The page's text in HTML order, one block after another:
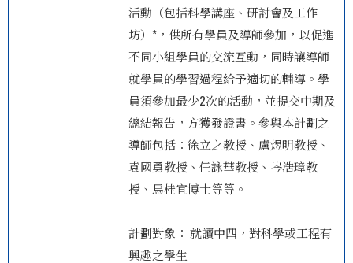
活動（包括科學講座、研討會及工作
坊）*，供所有學員及導師參加，以促進
不同小組學員的交流互動，同時讓導師
就學員的學習過程給予適切的輔導。學
員須參加最少2次的活動，並提交中期及
總結報告，方獲發證書。參與本計劃之
導師包括：徐立之教授、盧煜明教授、
袁國勇教授、任詠華教授、岑浩璋教
授、馬桂宜博士等等。
計劃對象： 就讀中四，對科學或工程有
興趣之學生